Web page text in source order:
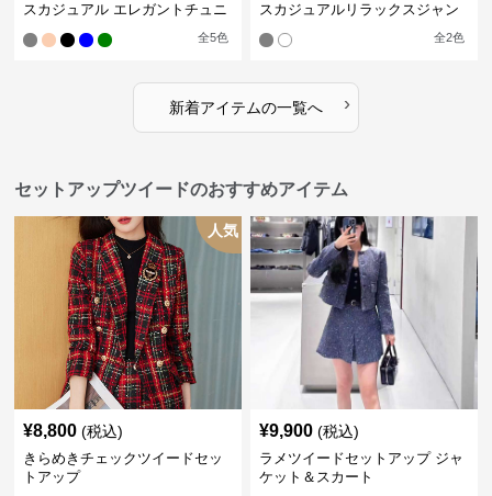
スカジュアル エレガントチュニ
全5色
スカジュアルリラックスジャン
全2色
新着アイテムの一覧へ ›
セットアップツイードのおすすめアイテム
人気
¥8,800 (税込)
きらめきチェックツイードセッ
トアップ
¥9,900 (税込)
ラメツイードセットアップ ジャ
ケット＆スカート